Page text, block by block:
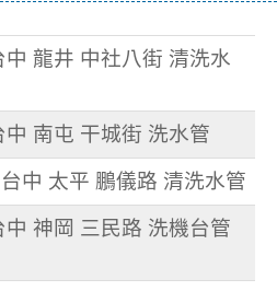
龍井 中社八街 清洗水
南屯 干城街 洗水管
中 太平 鵬儀路 清洗水管
神岡 三民路 洗機台管